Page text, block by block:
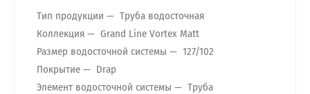
Тип продукции
Труба водосточная
Коллекция
Grand Line Vortex Matt
Размер водосточной системы
127/102
Покрытие
Drap
Элемент водосточной системы
Труба